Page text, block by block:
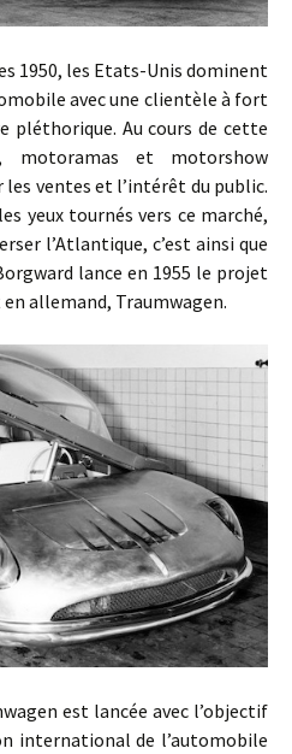
1950, les Etats-Unis dominent
avec une clientèle à fort
pléthorique. Au cours de cette
motoramas et motorshow
ventes et l’intérêt du public.
yeux tournés vers ce marché,
l’Atlantique, c’est ainsi que
lance en 1955 le projet
allemand, Traumwagen.
est lancée avec l’objectif
international de l’automobile